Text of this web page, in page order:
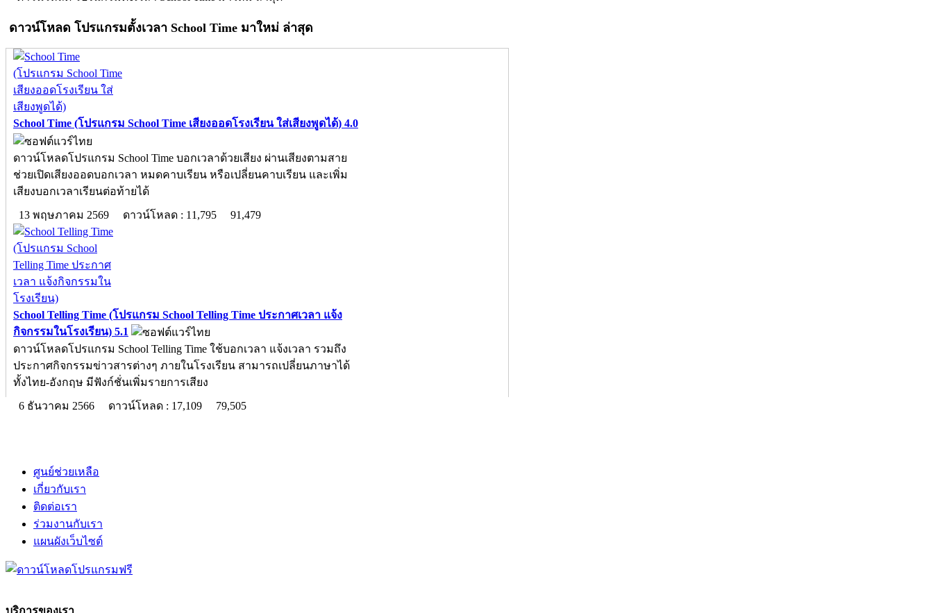
ดาวน์โหลด โปรแกรมตั้งเวลา School Time มาใหม่ ล่าสุด
School Time (โปรแกรม School Time เสียงออดโรงเรียน ใส่เสียงพูดได้) 4.0
ดาวน์โหลดโปรแกรม School Time บอกเวลาด้วยเสียง ผ่านเสียงตามสาย
ช่วยเปิดเสียงออดบอกเวลา หมดคาบเรียน หรือเปลี่ยนคาบเรียน และเพิ่ม
เสียงบอกเวลาเรียนต่อท้ายได้
13 พฤษภาคม 2569
ดาวน์โหลด : 11,795 91,479
School Telling Time (โปรแกรม School Telling Time ประกาศเวลา แจ้ง
กิจกรรมในโรงเรียน) 5.1
ดาวน์โหลดโปรแกรม School Telling Time ใช้บอกเวลา แจ้งเวลา รวมถึง
ประกาศกิจกรรมข่าวสารต่างๆ ภายในโรงเรียน สามารถเปลี่ยนภาษาได้
ทั้งไทย-อังกฤษ มีฟังก์ชั่นเพิ่มรายการเสียง
6 ธันวาคม 2566
ดาวน์โหลด : 17,109 79,505
ศูนย์ช่วยเหลือ
เกี่ยวกับเรา
ติดต่อเรา
ร่วมงานกับเรา
แผนผังเว็บไซต์
บริการของเรา